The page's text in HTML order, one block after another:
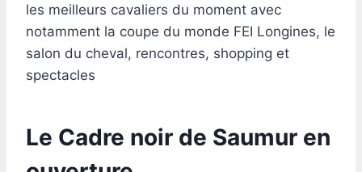
les meilleurs cavaliers du moment avec
notamment la coupe du monde FEI Longines, le
salon du cheval, rencontres, shopping et
spectacles
Le Cadre noir de Saumur en